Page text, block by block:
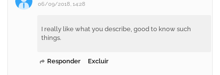
06/09/2018, 14:28
I really like what you describe, good to know such
things.
Responder Excluir